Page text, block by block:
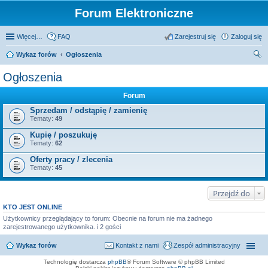
Forum Elektroniczne
Więcej… FAQ Zaloguj się
Zarejestruj się
Wykaz forów
Ogłoszenia
Ogłoszenia
Forum
Sprzedam / odstąpię / zamienię
Tematy: 49
Kupię / poszukuję
Tematy: 62
Oferty pracy / zlecenia
Tematy: 45
Przejdź do
KTO JEST ONLINE
Użytkownicy przeglądający to forum: Obecnie na forum nie ma żadnego
zarejestrowanego użytkownika. i 2 gości
Wykaz forów Zespół administracyjny
Kontakt z nami
Technologię dostarcza phpBB® Forum Software © phpBB Limited